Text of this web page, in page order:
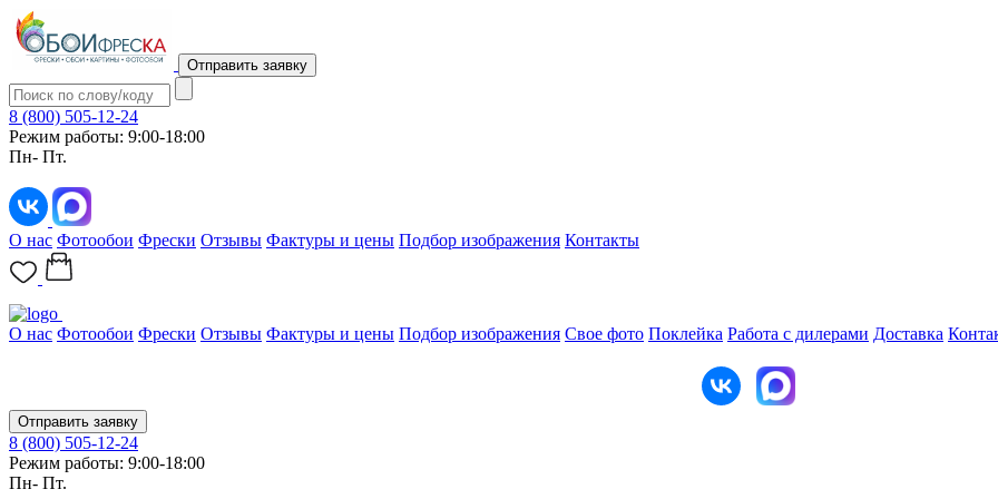
Отправить заявку
8 (800) 505-12-24
Режим работы: 9:00-18:00
Пн- Пт.
О нас Фотообои Фрески Отзывы Фактуры и цены Подбор изображения Контакты
О нас Фотообои Фрески Отзывы Фактуры и цены Подбор изображения Свое фото Поклейка Работа с дилерами Доставка
Отправить заявку
8 (800) 505-12-24
Режим работы: 9:00-18:00
Пн- Пт.